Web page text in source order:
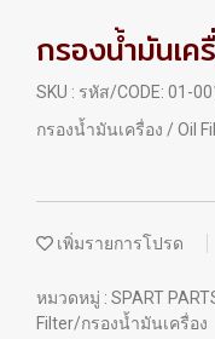
กรองน้ำมันเ
SKU : รหัส/CODE: 01-
กรองน้ำมันเครื่อง / Oil
เพิ่มรายการโปรด
หมวดหมู่ : SPART
Filter/กรองน้ำมันเครื่อง